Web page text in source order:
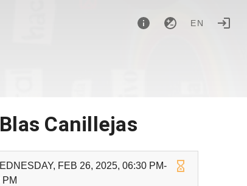
EN
Canillejas
FEB 26, 2025, 06:30 PM-
PM